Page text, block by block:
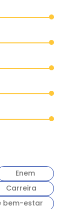
Enem
Carreira
bem-estar